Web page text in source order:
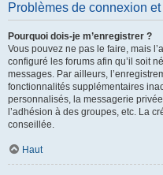
Problèmes de connexion et
Pourquoi dois-je m’enregistrer ?
Vous pouvez ne pas le faire, mais
configuré les forums afin qu’il soit
messages. Par ailleurs,
fonctionnalités supplémentaires
personnalisés, la messagerie
l’adhésion à des groupes, etc. La
conseillée.
Haut